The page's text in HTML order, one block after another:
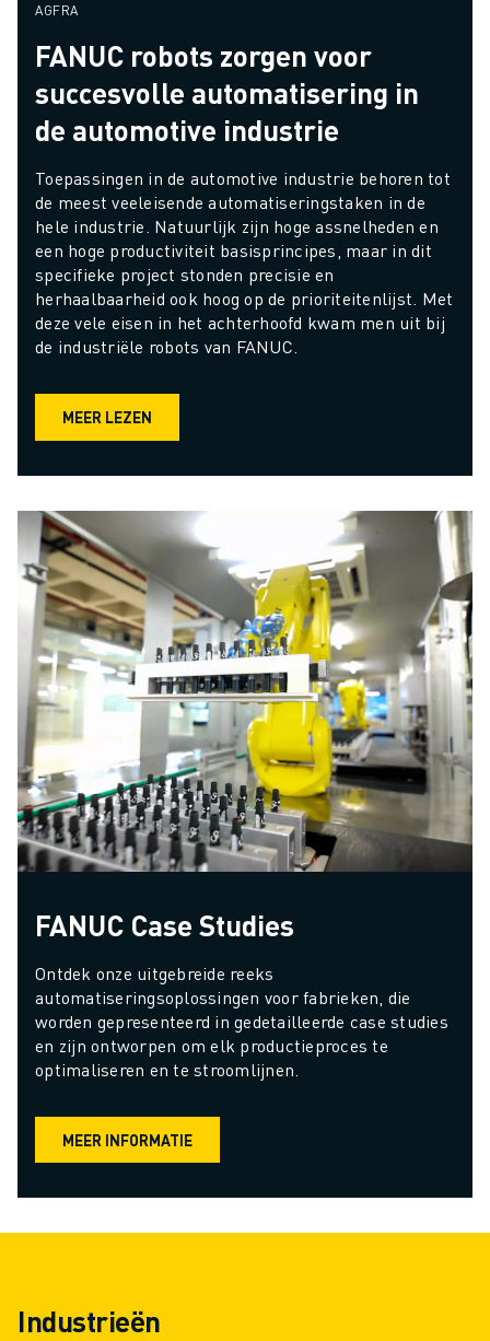
AGFRA
FANUC robots zorgen voor
succesvolle automatisering in
de automotive industrie
Toepassingen in de automotive industrie behoren tot
de meest veeleisende automatiseringstaken in de
hele industrie. Natuurlijk zijn hoge assnelheden en
een hoge productiviteit basisprincipes, maar in dit
specifieke project stonden precisie en
herhaalbaarheid ook hoog op de prioriteitenlijst. Met
deze vele eisen in het achterhoofd kwam men uit bij
de industriële robots van FANUC.
MEER LEZEN
FANUC Case Studies
Ontdek onze uitgebreide reeks
automatiseringsoplossingen voor fabrieken, die
worden gepresenteerd in gedetailleerde case studies
en zijn ontworpen om elk productieproces te
optimaliseren en te stroomlijnen.
MEER INFORMATIE
Industrieën